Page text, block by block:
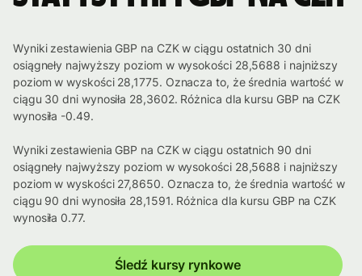
Wyniki zestawienia GBP na CZK w ciągu ostatnich 30 dni
osiągneły najwyższy poziom w wysokości 28,5688 i najniższy
poziom w wyskości 28,1775. Oznacza to, że średnia wartość w
ciągu 30 dni wynosiła 28,3602. Różnica dla kursu GBP na CZK
wynosiła -0.49.
Wyniki zestawienia GBP na CZK w ciągu ostatnich 90 dni
osiągneły najwyższy poziom w wysokości 28,5688 i najniższy
poziom w wyskości 27,8650. Oznacza to, że średnia wartość w
ciągu 90 dni wynosiła 28,1591. Różnica dla kursu GBP na CZK
wynosiła 0.77.
Śledź kursy rynkowe